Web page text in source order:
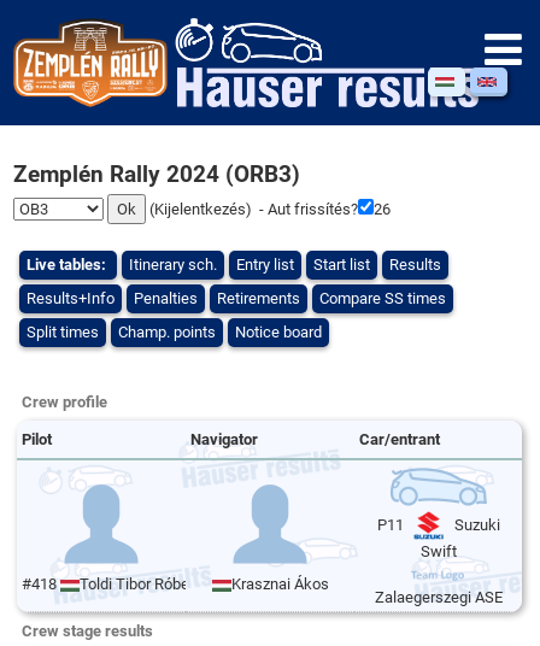
Zemplén Rally 2024 (ORB3)
(Kijelentkezés) - Aut frissítés? 26
Live tables: Itinerary sch. Entry list Start list
Results
Results+Info
Penalties Retirements
Compare SS times
Split times
Champ. points Notice board
Crew profile
Pilot Navigator Car/entrant
#418 Toldi Tibor Róbert Krasznai Ákos
P11
Suzuki
Swift
Zalaegerszegi ASE
Crew stage results